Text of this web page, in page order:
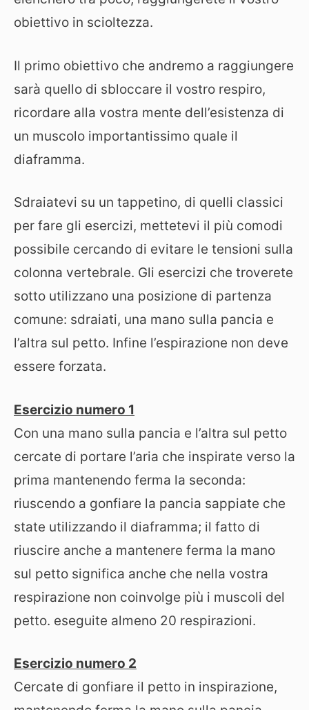
obiettivo in scioltezza.
Il primo obiettivo che andremo a raggiungere
sarà quello di sbloccare il vostro respiro,
ricordare alla vostra mente dell’esistenza di
un muscolo importantissimo quale il
diaframma.
Sdraiatevi su un tappetino, di quelli classici
per fare gli esercizi, mettetevi il più comodi
possibile cercando di evitare le tensioni sulla
colonna vertebrale. Gli esercizi che troverete
sotto utilizzano una posizione di partenza
comune: sdraiati, una mano sulla pancia e
l’altra sul petto. Infine l’espirazione non deve
essere forzata.
Esercizio numero 1
Con una mano sulla pancia e l’altra sul petto
cercate di portare l’aria che inspirate verso la
prima mantenendo ferma la seconda:
riuscendo a gonfiare la pancia sappiate che
state utilizzando il diaframma; il fatto di
riuscire anche a mantenere ferma la mano
sul petto significa anche che nella vostra
respirazione non coinvolge più i muscoli del
petto. eseguite almeno 20 respirazioni.
Esercizio numero 2
Cercate di gonfiare il petto in inspirazione,